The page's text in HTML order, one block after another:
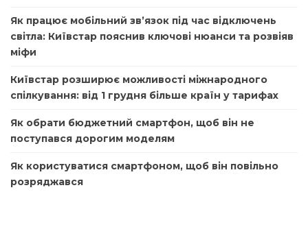
Як працює мобільний зв’язок під час відключень
світла: Київстар пояснив ключові нюанси та розвіяв
міфи
Київстар розширює можливості міжнародного
спілкування: від 1 грудня більше країн у тарифах
Як обрати бюджетний смартфон, щоб він не
поступався дорогим моделям
Як користуватися смартфоном, щоб він повільно
розряджався